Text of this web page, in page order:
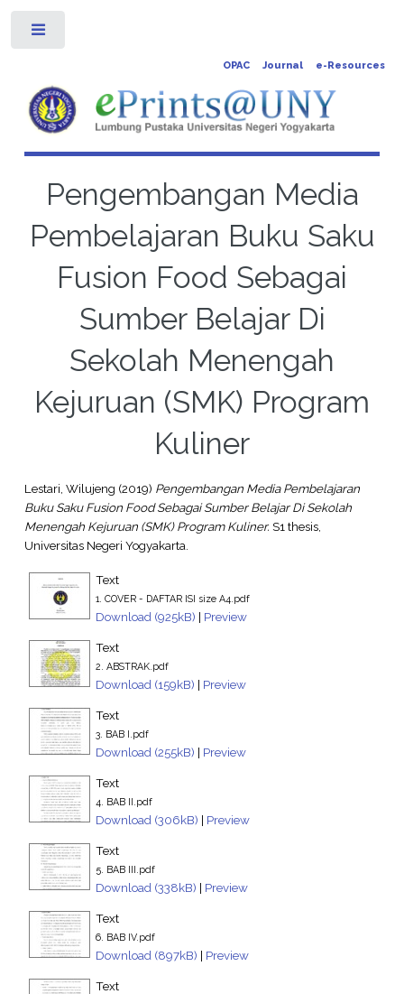
OPAC Journal e-Resources
Pengembangan Media
Pembelajaran Buku Saku
Fusion Food Sebagai
Sumber Belajar Di
Sekolah Menengah
Kejuruan (SMK) Program
Kuliner
Lestari, Wilujeng (2019) Pengembangan Media Pembelajaran
Buku Saku Fusion Food Sebagai Sumber Belajar Di Sekolah
Menengah Kejuruan (SMK) Program Kuliner. S1 thesis,
Universitas Negeri Yogyakarta.
Text
1. COVER - DAFTAR ISI size A4.pdf
Download (925kB) | Preview
Text
2. ABSTRAK.pdf
Download (159kB) | Preview
Text
3. BAB I.pdf
Download (255kB) | Preview
Text
4. BAB II.pdf
Download (306kB) | Preview
Text
5. BAB III.pdf
Download (338kB) | Preview
Text
6. BAB IV.pdf
Download (897kB) | Preview
Text